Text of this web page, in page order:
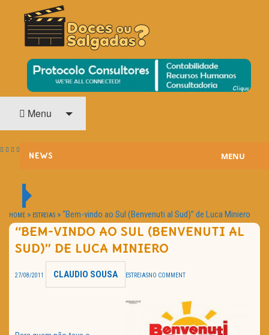
DOCES OU SALGADAS?
O Cinema? Uma Paixão!!
Menu
NEWS
PASSATEMPOS
HOME CINEMA
NOTA PESSOAL
TRAILER DO DIA
MENU
HOME » ESTREIAS »“Bem-vindo ao Sul (Benvenuti al Sud)” de Luca Miniero
“BEM-VINDO AO SUL (BENVENUTI AL
SUD)” DE LUCA MINIERO
27/08/2011 CLAUDIO SOUSA ESTREIASNO COMMENT